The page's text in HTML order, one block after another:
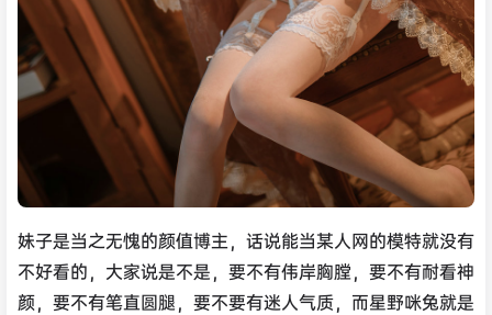
妹子是当之无愧的颜值博主，话说能当某人网的模特就没有
不好看的，大家说是不是，要不有伟岸胸膛，要不有耐看神
颜，要不有笔直圆腿，要不要有迷人气质，而星野咪兔就是